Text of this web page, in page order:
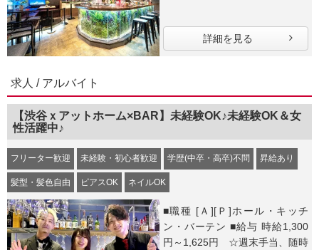
詳細を見る
求人 / アルバイト
【渋谷ｘアットホーム×BAR】未経験OK♪未経験OK＆女
性活躍中♪
フリーター歓迎 未経験・初心者歓迎 学歴(中卒・高卒)不問 昇給あり
髪型・髪色自由 ピアスOK ネイルOK
■職種 [Ａ][Ｐ]ホール・キッチ
ン・バーテン ■給与 時給1,300
円～1,625円 ☆週末手当、随時